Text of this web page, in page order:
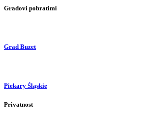
Gradovi pobratimi
Grad Buzet
Piekary Śląskie
Privatnost